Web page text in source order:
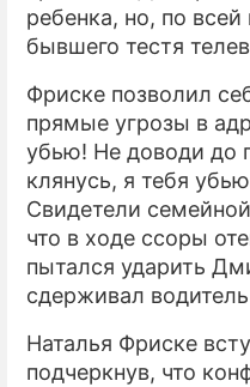
ребенка, но, по
бывшего тестя
Фриске позволил
прямые угрозы в
убью! Не доводи до
клянусь, я тебя
Свидетели
что в ходе ссоры
пытался ударить
сдерживал
Наталья Фриске
подчеркнув, что